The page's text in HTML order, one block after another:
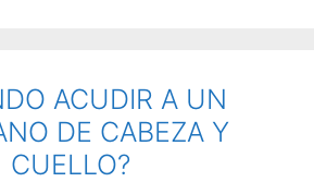
ACUDIR A UN
DE CABEZA Y
CUELLO?